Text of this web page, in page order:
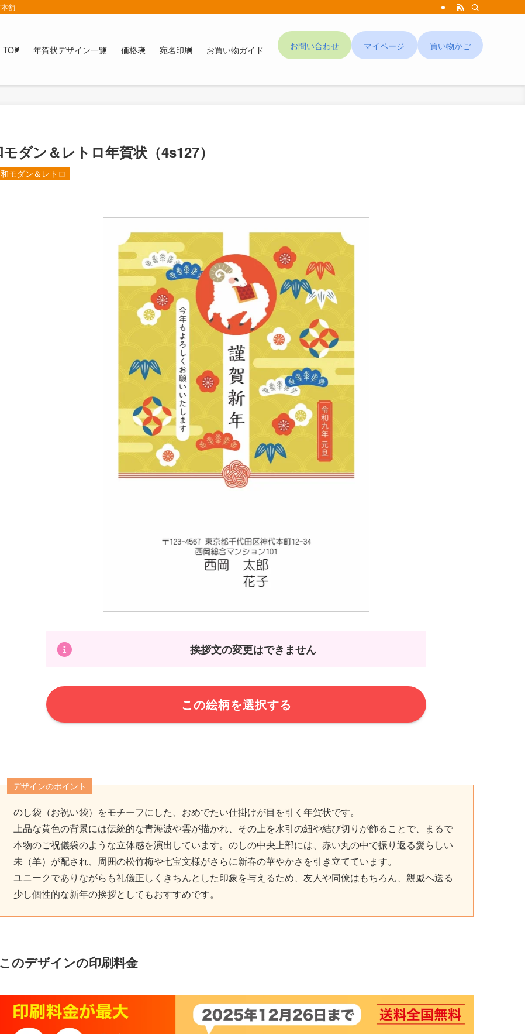
舗
TOP 年賀状デザイン一覧 価格表 宛名印刷 お買い物ガイド お問い合わせ マイページ 買い物かご
ダン＆レトロ年賀状（4s127）
和モダン＆レトロ
挨拶文の変更はできません
この絵柄を選択する
デザインのポイント
のし袋（お祝い袋）をモチーフにした、おめでたい仕掛けが目を引く年賀状です。
上品な黄色の背景には伝統的な青海波や雲が描かれ、その上を水引の紐や結び切りが飾ることで、まるで
本物のご祝儀袋のような立体感を演出しています。のしの中央上部には、赤い丸の中で振り返る愛らしい
未（羊）が配され、周囲の松竹梅や七宝文様がさらに新春の華やかさを引き立てています。
ユニークでありながらも礼儀正しくきちんとした印象を与えるため、友人や同僚はもちろん、親戚へ送る
少し個性的な新年の挨拶としてもおすすめです。
このデザインの印刷料金